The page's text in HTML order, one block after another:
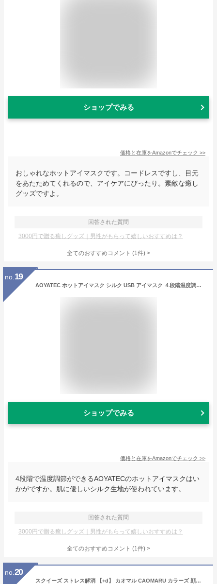
ショップでみる
価格と在庫をAmazonでチェック >>
おしゃれなホットアイマスクです。コードレスですし、目元
をあたためてくれるので、アイケアにぴったり。素敵な癒し
グッズですよ。
回答された質問
3000円で贈る癒しグッズ｜男性がもらって嬉しいおすすめは？
全てのおすすめコメント (1件) >
no. 19
AOYATEC ホットアイマスク シルク USB アイマスク ４段階温度調節 電熱式 タイマー機能 自由調節可 洗えるカバー 繰り返し使え 収納バッグ付き
ショップでみる
価格と在庫をAmazonでチェック >>
4段階で温度調節ができるAOYATECのホットアイマスクはい
かがですか。肌に優しいシルク生地が使われています。
回答された質問
3000円で贈る癒しグッズ｜男性がもらって嬉しいおすすめは？
全てのおすすめコメント (1件) >
no. 20
スクイーズ ストレス解消 【+d】 カオマル CAOMARU カラーズ 顔丸 かおまる 日本製 グリップ 握る 疲れ ヒーリング ユニーク おもしろグッズ 雑貨 おもちゃ かわいい インテリア雑貨 グッズ 癒しグッズ デザイン オブジェ オフィス プレゼント 贈り物 ギフト 誕生日 敬老の日